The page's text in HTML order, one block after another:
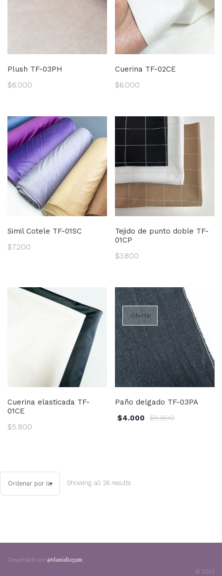
Plush TF-03PH
$6.000
Cuerina TF-02CE
$6.000
Simil Cotele TF-01SC
$7.200
Tejido de punto doble TF-
01CP
$3.800
Cuerina elasticada TF-
01CE
$5.800
¡Oferta!
Paño delgado TF-03PA
$5.800
$4.000
Showing all 26 results
Desarrollado por @danialiagam
© 2020